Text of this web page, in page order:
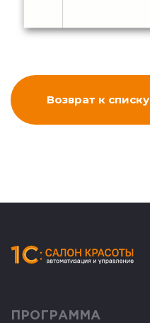
Возврат к списку
ПРОГРАММА